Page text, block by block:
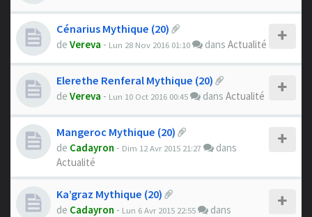
Cénarius Mythique (20)
de Vereva - Lun 28 Nov 2016 01:10 dans Actualité
Elerethe Renferal Mythique (20)
de Vereva - Lun 10 Oct 2016 00:45 dans Actualité
Mangeroc Mythique (20)
de Cadayron - Dim 12 Avr 2015 21:27
dans
Actualité
Ka’graz Mythique (20)
de Cadayron - Lun 6 Avr 2015 22:55
dans